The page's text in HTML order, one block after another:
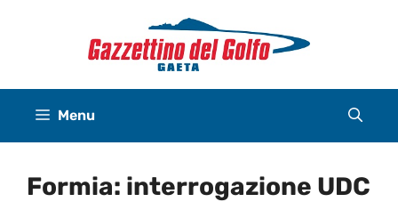
Menu
Formia: interrogazione UDC